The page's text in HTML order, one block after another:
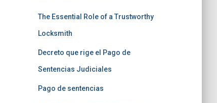
The Essential Role of a Trustworthy
Locksmith
Decreto que rige el Pago de
Sentencias Judiciales
Pago de sentencias